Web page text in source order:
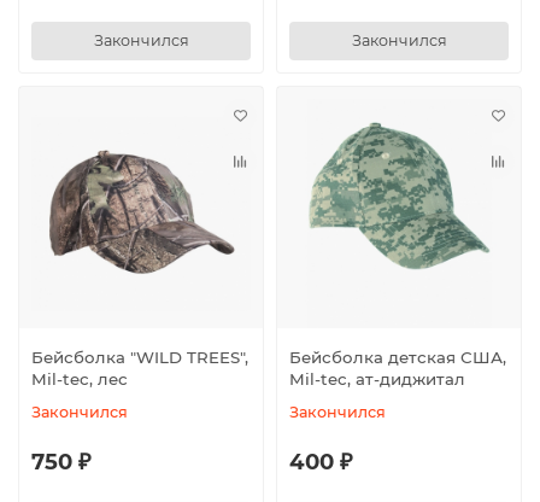
Закончился Закончился
Бейсболка "WILD TREES",
Mil-tec, лес
Закончился
750 ₽
Бейсболка детская США,
Mil-tec, ат-диджитал
Закончился
400 ₽